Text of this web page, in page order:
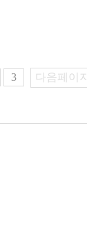
3 다음페이지